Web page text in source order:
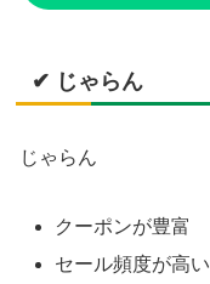
✔ じゃらん
じゃらん
クーポンが豊富
セール頻度が高い